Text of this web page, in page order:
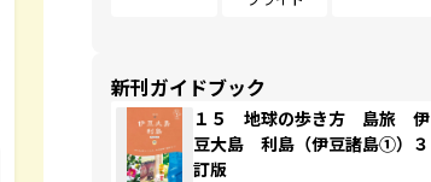
新刊ガイドブック
１５ 地球の歩き方 島旅 伊
豆大島 利島（伊豆諸島①）３
訂版